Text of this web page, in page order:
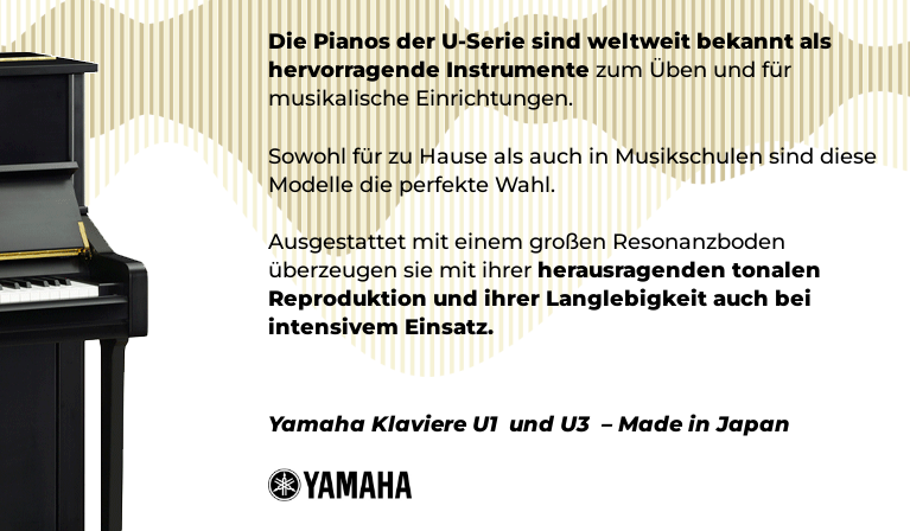
Die Pianos der U-Serie sind weltweit bekannt als
hervorragende Instrumente zum Üben und für
musikalische Einrichtungen.
Sowohl für zu Hause als auch in Musikschulen sind diese
Modelle die perfekte Wahl.
Ausgestattet mit einem großen Resonanzboden
überzeugen sie mit ihrer herausragenden tonalen
Reproduktion und ihrer Langlebigkeit auch bei
intensivem Einsatz.
Yamaha Klaviere U1 und U3 –Made in Japan